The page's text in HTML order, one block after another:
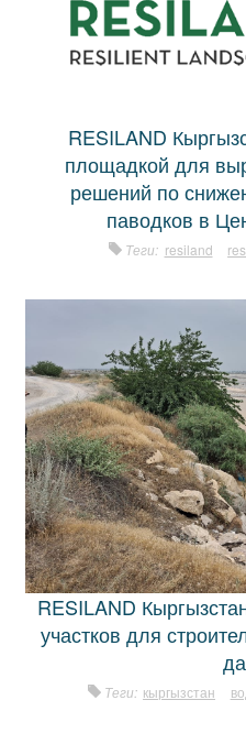
RESILAND
площадкой для
решений по
паводков в
Теги: resiland
RESILAND
участков для
Теги: кыргызстан